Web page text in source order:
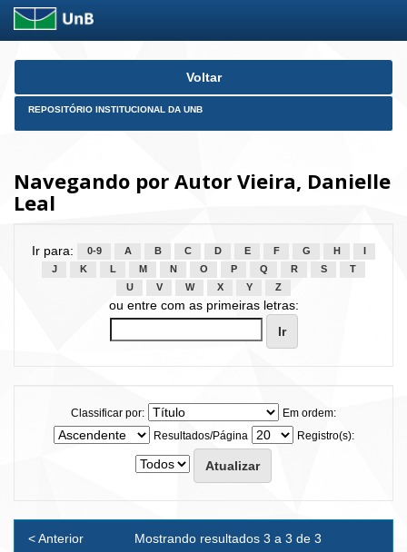
Skip
Voltar
REPOSITÓRIO INSTITUCIONAL DA UNB
Navegando por Autor Vieira, Danielle
Leal
Ir para: 0-9 A B C D E F G H
J
K L M N O P Q R S
T
U
V W X Y Z
ou entre com as primeiras letras:
Classificar por:
Em ordem:
Resultados/Página
Registro(s):
Mostrando resultados 3 a 3 de 3
< Anterior